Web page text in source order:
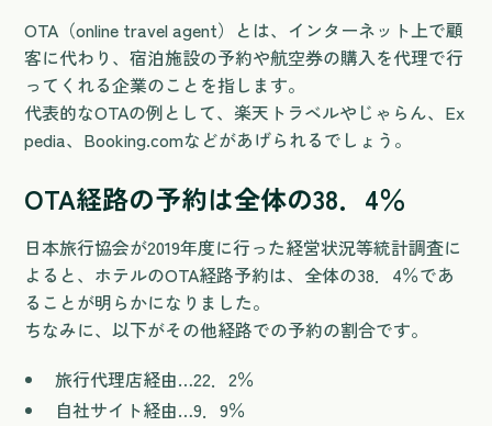
OTA（online travel agent）とは、インターネット上で顧
客に代わり、宿泊施設の予約や航空券の購入を代理で行
ってくれる企業のことを指します。
代表的なOTAの例として、楽天トラベルやじゃらん、Ex
pedia、Booking.comなどがあげられるでしょう。
OTA経路の予約は全体の38．4％
日本旅行協会が2019年度に行った経営状況等統計調査に
よると、ホテルのOTA経路予約は、全体の38．4％であ
ることが明らかになりました。
ちなみに、以下がその他経路での予約の割合です。
旅行代理店経由…22．2％
自社サイト経由…9．9％